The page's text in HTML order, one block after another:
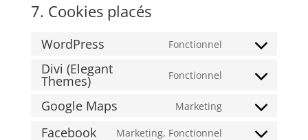
7. Cookies placés
WordPress Fonctionnel
Consent
service
Divi (Elegant
Themes) Fonctionnel
Consent
service
Google Maps Marketing
Consent
Facebook Marketing, Fonctionnel